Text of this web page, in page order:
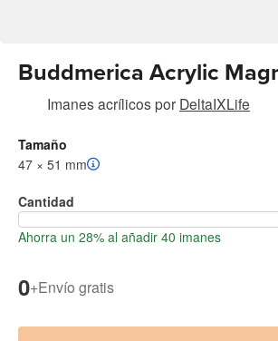
Buddmerica Acrylic
Imanes acrílicospor DeltaIXLife
Tamaño
47 × 51 mm
Cantidad
Ahorra un 28% al añadir 40 imanes
0+Envío gratis